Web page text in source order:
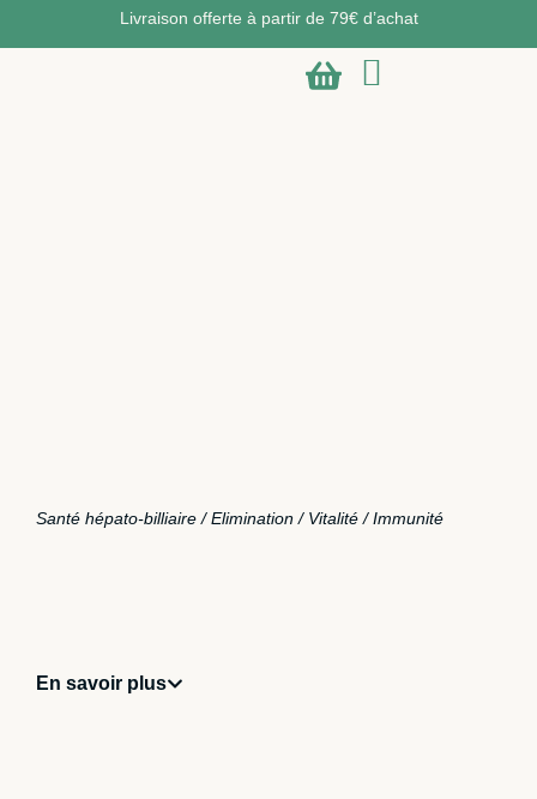
Livraison offerte à partir de 79€ d’achat
Santé hépato-billiaire / Elimination / Vitalité / Immunité
En savoir plus